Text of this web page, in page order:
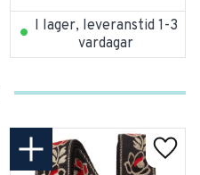
I lager, leveranstid 1-3
vardagar